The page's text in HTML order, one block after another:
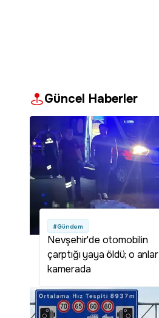
Güncel Haberler
#Gündem
Nevşehir'de otomobilin
çarptığı yaya öldü; o anlar
kamerada